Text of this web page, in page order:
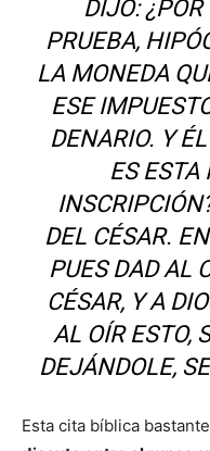
DIJO:
PRUEBA,
LA MONEDA
ESE
DENARIO. Y
ES ESTA
DEL CÉSAR.
PUES DAD AL
CÉSAR, Y A
AL OÍR ESTO,
DEJÁNDOLE,
Esta cita bíblica